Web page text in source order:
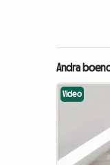
Andra
Video